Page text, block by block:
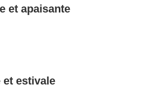
et apaisante
estivale